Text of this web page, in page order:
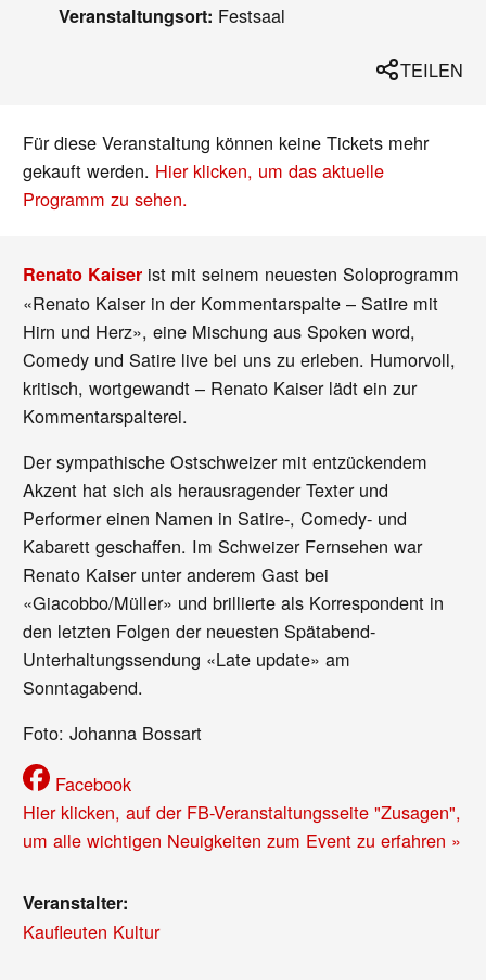
Veranstaltungsort: Festsaal
TEILEN
Für diese Veranstaltung können keine Tickets mehr
gekauft werden. Hier klicken, um das aktuelle
Programm zu sehen.
Renato Kaiser ist mit seinem neuesten Soloprogramm
«Renato Kaiser in der Kommentarspalte – Satire mit
Hirn und Herz», eine Mischung aus Spoken word,
Comedy und Satire live bei uns zu erleben. Humorvoll,
kritisch, wortgewandt – Renato Kaiser lädt ein zur
Kommentarspalterei.
Der sympathische Ostschweizer mit entzückendem
Akzent hat sich als herausragender Texter und
Performer einen Namen in Satire-, Comedy- und
Kabarett geschaffen. Im Schweizer Fernsehen war
Renato Kaiser unter anderem Gast bei
«Giacobbo/Müller» und brillierte als Korrespondent in
den letzten Folgen der neuesten Spätabend-
Unterhaltungssendung «Late update» am
Sonntagabend.
Foto: Johanna Bossart
Facebook
Hier klicken, auf der FB-Veranstaltungsseite "Zusagen",
um alle wichtigen Neuigkeiten zum Event zu erfahren »
Veranstalter:
Kaufleuten Kultur